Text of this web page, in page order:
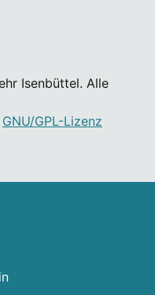
Isenbüttel. Alle
GNU/GPL-Lizenz